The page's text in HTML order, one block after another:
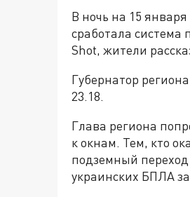
В ночь на 15
сработала система
Shot, жители
Губернатор
23.18.
Глава региона
к окнам. Тем, кто
подземный переход
украинских БПЛА